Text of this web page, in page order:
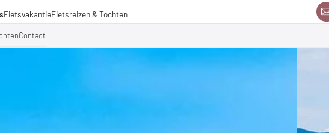
FietsvakantieFietsreizen & Tochten
Contact